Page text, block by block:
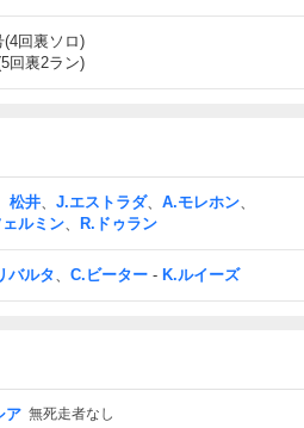
(4回裏ソロ)
回裏2ラン)
松井、 J.エストラダ、 A.モレホン、
ェルミン、 R.ドゥラン
バルタ、 C.ビーター - K.ルイーズ
ア 無死走者なし